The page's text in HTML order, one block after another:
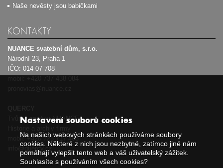
Naše nevěsty jsou babičkami
KONTAKTY
NUANCE svatební dům, s.r.o.
Národní 23, Praha 1
IČO: 014 07 708
Tvůrce značky NUANCE
mobil:+420 725 717 408
info@quercy.cz
Nastavení souborů cookies
Na našich webových stránkách používáme soubory
cookies. Některé z nich jsou nezbytné, zatímco jiné nám
pomáhají vylepšit tento web a váš uživatelský zážitek.
Souhlasíte s používáním všech cookies?